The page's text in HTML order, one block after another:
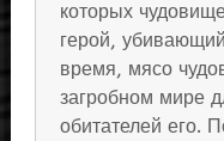
которых
герой,
время, мясо
загробном мире
обитателей его.